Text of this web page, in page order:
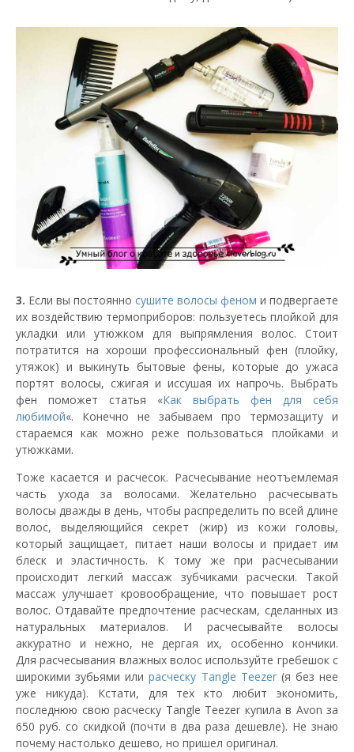
3. Если вы постоянно сушите волосы феном и подвергаете
их воздействию термоприборов: пользуетесь плойкой для
укладки или утюжком для выпрямления волос. Стоит
потратится на хороши профессиональный фен (плойку,
утяжок) и выкинуть бытовые фены, которые до ужаса
портят волосы, сжигая и иссушая их напрочь. Выбрать
фен поможет статья «Как выбрать фен для себя
любимой«. Конечно не забываем про термозащиту и
стараемся как можно реже пользоваться плойками и
утюжками.
Тоже касается и расчесок. Расчесывание неотъемлемая
часть ухода за волосами. Желательно расчесывать
волосы дважды в день, чтобы распределить по всей длине
волос, выделяющийся секрет (жир) из кожи головы,
который защищает, питает наши волосы и придает им
блеск и эластичность. К тому же при расчесывании
происходит легкий массаж зубчиками расчески. Такой
массаж улучшает кровообращение, что повышает рост
волос. Отдавайте предпочтение расческам, сделанных из
натуральных материалов. И расчесывайте волосы
аккуратно и нежно, не дергая их, особенно кончики.
Для расчесывания влажных волос используйте гребешок с
широкими зубьями илирасческу Tangle Teezer(я без нее
уже никуда). Кстати, для тех кто любит экономить,
последнюю свою расческу Tangle Teezer купила в Avon за
650 руб. со скидкой (почти в два раза дешевле). Не знаю
почему настолько дешево, но пришел оригинал.